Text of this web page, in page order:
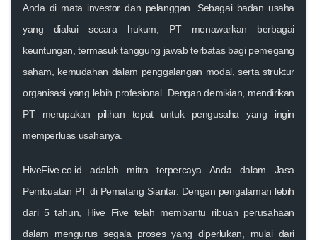
Anda di mata investor dan pelanggan. Sebagai badan usaha
yang diakui secara hukum, PT menawarkan berbagai
keuntungan, termasuk tanggung jawab terbatas bagi pemegang
saham, kemudahan dalam penggalangan modal, serta struktur
organisasi yang lebih profesional. Dengan demikian, mendirikan
PT merupakan pilihan tepat untuk pengusaha yang ingin
memperluas usahanya.
HiveFive.co.id adalah mitra terpercaya Anda dalam Jasa
Pembuatan PT di Pematang Siantar. Dengan pengalaman lebih
dari 5 tahun, Hive Five telah membantu ribuan perusahaan
dalam mengurus segala proses yang diperlukan, mulai dari